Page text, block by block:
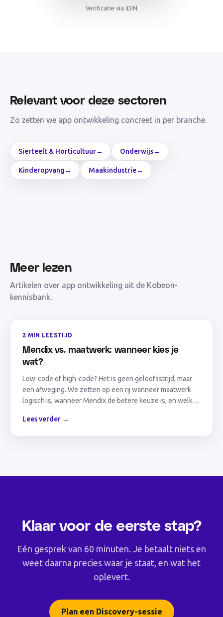
Verificatie via iDIN
Relevant voor deze sectoren
Zo zetten we app ontwikkeling concreet in per branche.
Sierteelt & Horticultuur→ Onderwijs→
Kinderopvang→ Maakindustrie→
Meer lezen
Artikelen over app ontwikkeling uit de Kobeon-
kennisbank.
2 MIN LEESTIJD
Mendix vs. maatwerk: wanneer kies je
wat?
Low-code of high-code? Het is geen geloofsstrijd, maar
een afweging. We zetten op een rij wanneer maatwerk
logisch is, wanneer Mendix de betere keuze is, en welke
Lees verder →
Klaar voor de eerste stap?
Eén gesprek van 60 minuten. Je betaalt niets en
weet daarna precies waar je staat, en wat het
oplevert.
Plan een Discovery-sessie